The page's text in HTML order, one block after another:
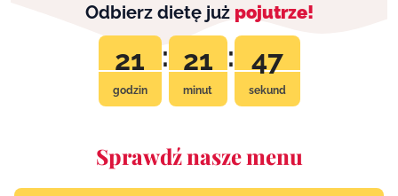
Odbierz dietę już pojutrze!
21
godzin
: 21
minut
: 46
sekund
Sprawdź nasze menu